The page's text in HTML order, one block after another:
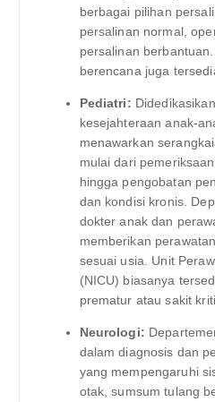
berbagai pilihan
persalinan normal,
persalinan
berencana juga
Pediatri:
kesejahteraan anak-
menawarkan
mulai dari
hingga pengobatan
dan kondisi kronis.
dokter anak dan
memberikan
sesuai usia. Unit
(NICU) biasanya
prematur atau sakit
Neurologi:
dalam diagnosis dan
yang mempengaruhi
otak, sumsum tulang